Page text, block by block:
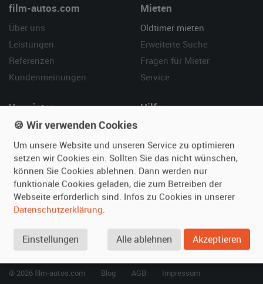
film-autos.com
Über uns
Leistungen
Referenzen
Kundenmeinungen
Mieten
Oldtimer mieten
Erweiterte Suche
Fragen für Mieter
Service
Vermieten
Oldtimer anmelden
Fotos senden
Fragen für Vermieter
Inserat verwalten
Hilfe
So funktioniert's
Kontakt
SPECIAL
unsere Top 10 ...
© 2026 film-autos.com Blog AGB
Impressum
🍪 Wir verwenden Cookies
Um unsere Website und unseren Service zu optimieren
setzen wir Cookies ein. Sollten Sie das nicht wünschen,
können Sie Cookies ablehnen. Dann werden nur
funktionale Cookies geladen, die zum Betreiben der
Webseite erforderlich sind. Infos zu Cookies in unserer
Datenschutzerklärung.
Einstellungen Alle ablehnen Akzeptieren